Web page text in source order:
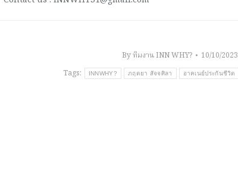
Byทีมงาน INN WHY?
10/10/2023
Tags:
INNWHY? ภฤตยา สัจจศิลา อาคเนย์ประกันชีวิต